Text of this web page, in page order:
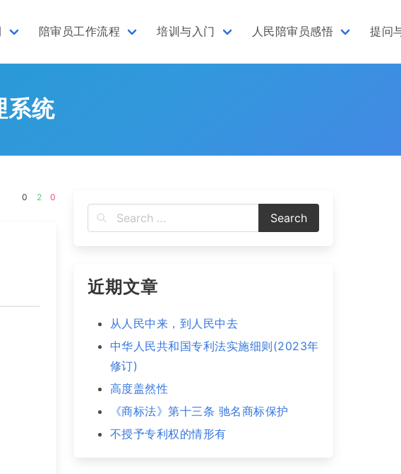
陪审员工作流程 培训与入门 人民陪审员感悟 提问
系统
0 2 0
近期文章
从人民中来，到人民中去
中华人民共和国专利法实施细则(2023年
修订)
高度盖然性
《商标法》第十三条 驰名商标保护
不授予专利权的情形有